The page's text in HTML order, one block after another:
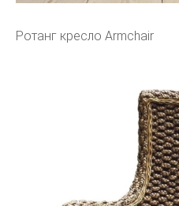
Ротанг кресло Armchair